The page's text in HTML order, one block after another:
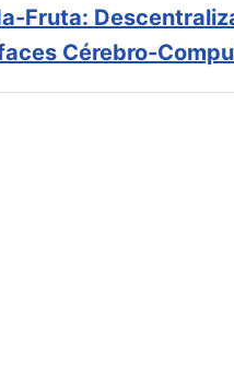
Fruta:
Cérebro-